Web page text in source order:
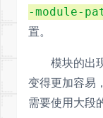
-module-
置。
模块的出
变得更加容易
需要使用大段